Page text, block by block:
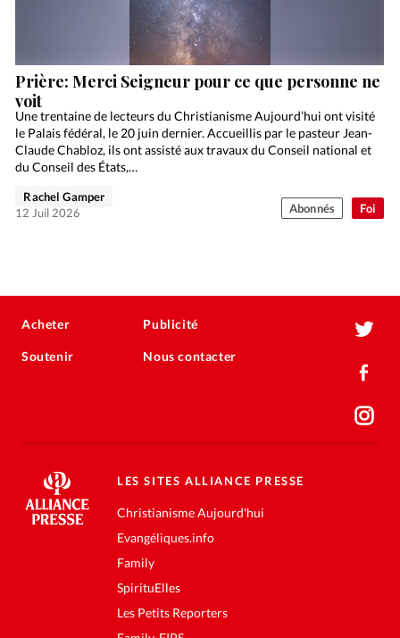
Foi
Prière: Merci Seigneur pour ce que personne ne
voit
Une trentaine de lecteurs du Christianisme Aujourd’hui ont visité
le Palais fédéral, le 20 juin dernier. Accueillis par le pasteur Jean-
Claude Chabloz, ils ont assisté aux travaux du Conseil national et
du Conseil des États,…
Rachel Gamper
12 Juil 2026
Abonnés
Acheter
Soutenir
Publicité
Nous contacter
LES SITES ALLIANCE PRESSE
Christianisme Aujourd'hui
Evangéliques.info
Family
SpirituElles
Les Petits Reporters